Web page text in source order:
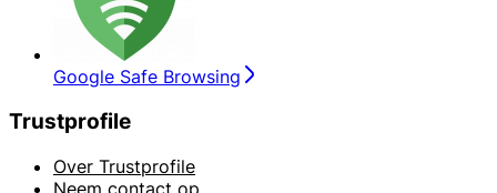
Google Safe Browsing
Trustprofile
Over Trustprofile
Neem contact op